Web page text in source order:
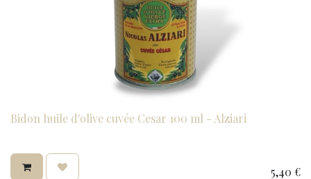
Bidon huile d'olive cuvée Cesar 100 ml - Alziari
5,40 €